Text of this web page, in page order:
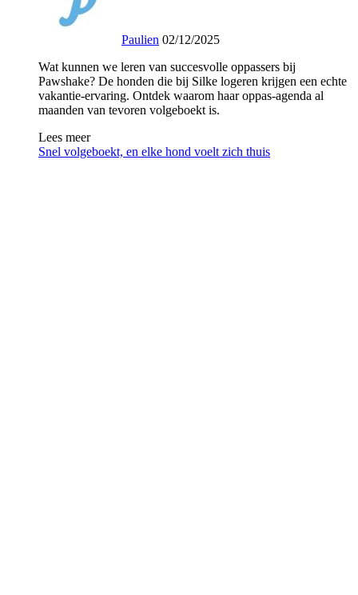
Paulien 02/12/2025
Wat kunnen we leren van succesvolle oppassers bij
Pawshake? De honden die bij Silke logeren krijgen een echte
vakantie-ervaring. Ontdek waarom haar oppas-agenda al
maanden van tevoren volgeboekt is.
Lees meer
Snel volgeboekt, en elke hond voelt zich thuis